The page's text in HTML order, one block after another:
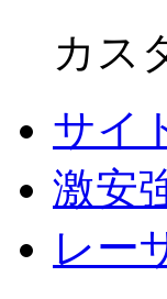
カス
サイ
激安
レー